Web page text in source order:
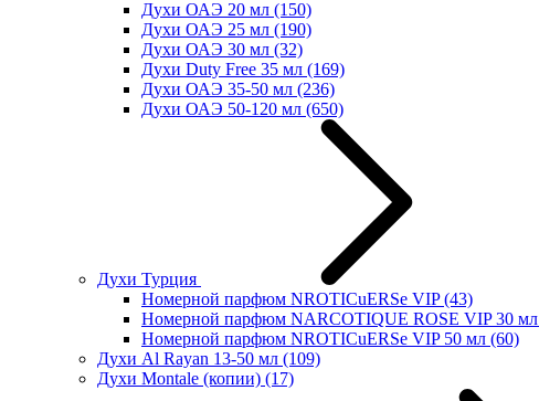
Духи ОАЭ 20 мл (150)
Духи ОАЭ 25 мл (190)
Духи ОАЭ 30 мл (32)
Духи Duty Free 35 мл (169)
Духи ОАЭ 35-50 мл (236)
Духи ОАЭ 50-120 мл (650)
Духи Турция
Номерной парфюм NROTICuERSe VIP(43)
Номерной парфюм NARCOTIQUE ROSE VIP 30 мл
Номерной парфюм NROTICuERSe VIP 50 мл (60)
Духи Al Rayan 13-50 мл (109)
Духи Montale (копии) (17)